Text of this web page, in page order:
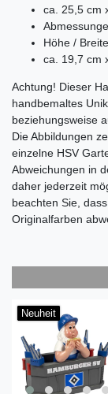
ca. 25,5 cm
Höhe /
ca. 19,7 cm
Achtung! Dieser
handbemaltes
beziehungsweise
Die Abbildungen
einzelne HSV
Abweichungen in
daher jederzeit
beachten Sie,
Originalfarben
Neuheit